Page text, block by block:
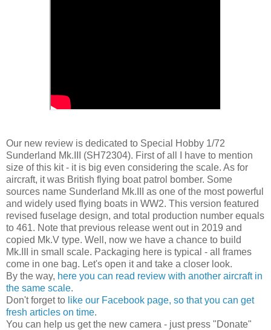
Our new review is dedicated to Special Hobby 1/72
Sunderland Mk.III (SH72304). First of all I have to mention
size of this kit - it is big even considering the scale. As for
aircraft, it was British flying boat patrol bomber. Some
sources name Sunderland Mk.III as one of the most powerful
and widely used flying boats in WW2. This version featured
revised fuselage design, and total production number equals
to 461. Note that previous release went out in 2019 and
copied Mk.V type. Well, now we have a chance to build
Mk.III in small scale. Packaging here is typical - all frames
come in one bag. Let's open it and take a closer look.
By the way, here you can read review with another aircraft in
the same scale.
Don't forget to like our Facebook page, so that you can get
fresh articles on time.
You can help us get the new camera - just press "Donate"